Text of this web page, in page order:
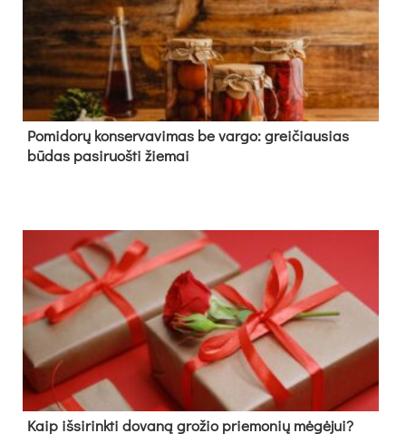
Pomidorų konservavimas be vargo: greičiausias
būdas pasiruošti žiemai
Kaip išsirinkti dovaną grožio priemonių mėgėjui?